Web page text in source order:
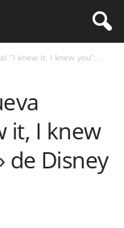
“I knew it, I knew you”...
it, I knew
de Disney